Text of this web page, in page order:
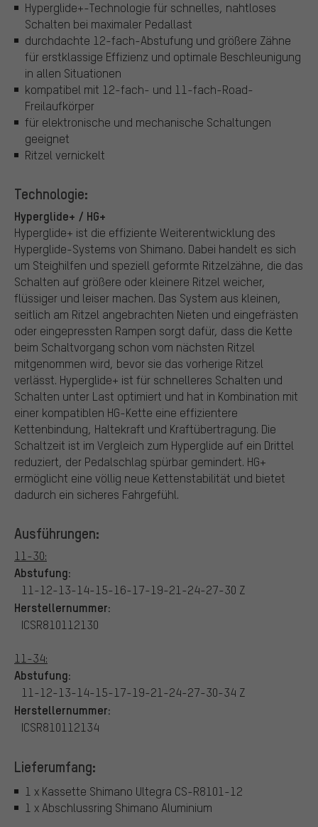
Hyperglide+-Technologie für schnelles, nahtloses
Schalten bei maximaler Pedallast
durchdachte 12-fach-Abstufung und größere Zähne
für erstklassige Effizienz und optimale Beschleunigung
in allen Situationen
kompatibel mit 12-fach- und 11-fach-Road-
Freilaufkörper
für elektronische und mechanische Schaltungen
geeignet
Ritzel vernickelt
Technologie:
Hyperglide+ / HG+
Hyperglide+ ist die effiziente Weiterentwicklung des
Hyperglide-Systems von Shimano. Dabei handelt es sich
um Steighilfen und speziell geformte Ritzelzähne, die das
Schalten auf größere oder kleinere Ritzel weicher,
flüssiger und leiser machen. Das System aus kleinen,
seitlich am Ritzel angebrachten Nieten und eingefrästen
oder eingepressten Rampen sorgt dafür, dass die Kette
beim Schaltvorgang schon vom nächsten Ritzel
mitgenommen wird, bevor sie das vorherige Ritzel
verlässt. Hyperglide+ ist für schnelleres Schalten und
Schalten unter Last optimiert und hat in Kombination mit
einer kompatiblen HG-Kette eine effizientere
Kettenbindung, Haltekraft und Kraftübertragung. Die
Schaltzeit ist im Vergleich zum Hyperglide auf ein Drittel
reduziert, der Pedalschlag spürbar gemindert. HG+
ermöglicht eine völlig neue Kettenstabilität und bietet
dadurch ein sicheres Fahrgefühl.
Ausführungen:
11-30:
Abstufung:
11-12-13-14-15-16-17-19-21-24-27-30 Z
Herstellernummer:
ICSR810112130
11-34:
Abstufung:
11-12-13-14-15-17-19-21-24-27-30-34 Z
Herstellernummer:
ICSR810112134
Lieferumfang:
1 x Kassette Shimano Ultegra CS-R8101-12
1 x Abschlussring Shimano Aluminium